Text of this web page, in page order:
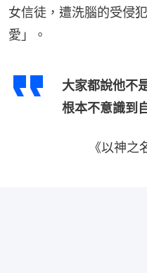
女信徒，遭洗腦的受侵
愛」。
大家都說他不
根本不意識到
《以神之